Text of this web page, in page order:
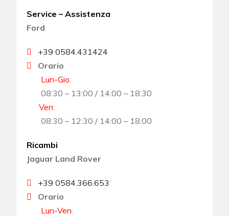
Service – Assistenza
Ford
+39 0584.431424
Orario
Lun-Gio:
08:30 – 13:00 / 14:00 – 18:30
Ven:
08:30 – 12:30 / 14:00 – 18:00
Ricambi
Jaguar Land Rover
+39 0584.366.653
Orario
Lun-Ven: